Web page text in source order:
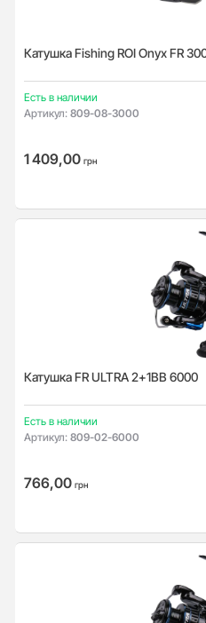
Катушка Fishing ROI Onyx FR
Есть в наличии
Артикул: 809-08-3000
1 409,00 грн
Катушка FR ULTRA 2+1BB 6000
Есть в наличии
Артикул: 809-02-6000
766,00 грн